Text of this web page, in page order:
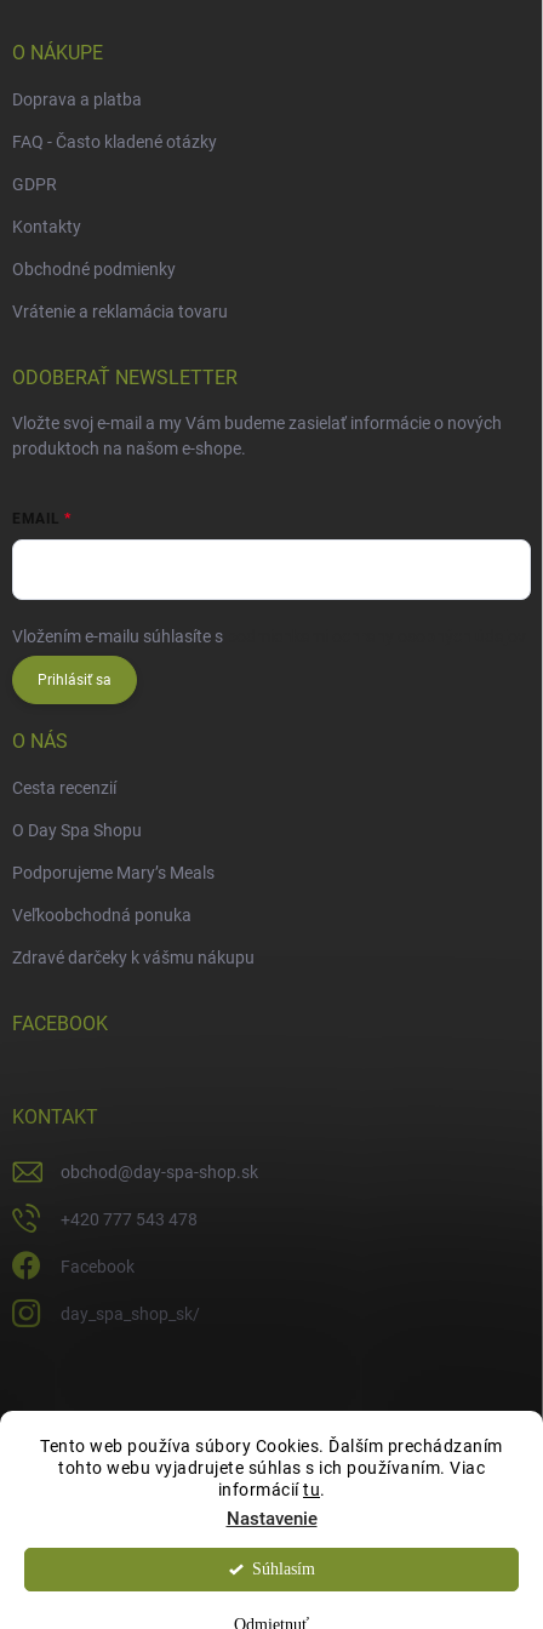
Tento web používa súbory Cookies. Ďalším prechádzaním
tohto webu vyjadrujete súhlas s ich používaním. Viac
informáciítu.
Nastavenie
Odmietnuť
Súhlasím
O NÁKUPE
Doprava a platba
FAQ - Často kladené otázky
GDPR
Kontakty
Obchodné podmienky
Vrátenie a reklamácia tovaru
ODOBERAŤ NEWSLETTER
Vložte svoj e-mail a my Vám budeme zasielať informácie o nových
produktoch na našom e-shope.
EMAIL
Vložením e-mailu súhlasíte s
Prihlásiť sa
O NÁS
Cesta recenzií
O Day Spa Shopu
Podporujeme Mary’s Meals
Veľkoobchodná ponuka
Zdravé darčeky k vášmu nákupu
FACEBOOK
KONTAKT
obchod@day-spa-shop.sk
+420 777 543 478
Facebook
day_spa_shop_sk/
Copyright 2026Day Spa Shop. Všetky práva vyhradené.